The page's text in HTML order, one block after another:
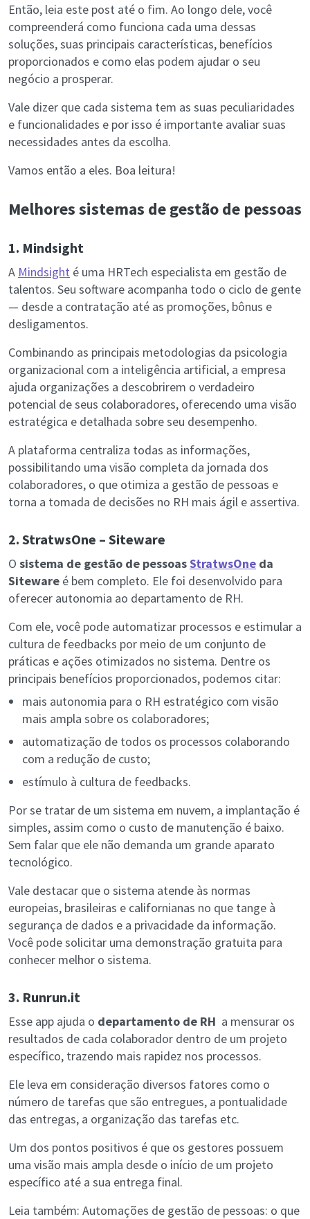
Então, leia este post até o fim. Ao longo dele, você
compreenderá como funciona cada uma dessas
soluções, suas principais características, benefícios
proporcionados e como elas podem ajudar o seu
negócio a prosperar.
Vale dizer que cada sistema tem as suas peculiaridades
e funcionalidades e por isso é importante avaliar suas
necessidades antes da escolha.
Vamos então a eles. Boa leitura!
Melhores sistemas de gestão de pessoas
1. Mindsight
A Mindsight é uma HRTech especialista em gestão de
talentos. Seu software acompanha todo o ciclo de gente
— desde a contratação até as promoções, bônus e
desligamentos.
Combinando as principais metodologias da psicologia
organizacional com a inteligência artificial, a empresa
ajuda organizações a descobrirem o verdadeiro
potencial de seus colaboradores, oferecendo uma visão
estratégica e detalhada sobre seu desempenho.
A plataforma centraliza todas as informações,
possibilitando uma visão completa da jornada dos
colaboradores, o que otimiza a gestão de pessoas e
torna a tomada de decisões no RH mais ágil e assertiva.
2. StratwsOne – Siteware
O sistema de gestão de pessoasStratwsOne da
Siteware é bem completo. Ele foi desenvolvido para
oferecer autonomia ao departamento de RH.
Com ele, você pode automatizar processos e estimular a
cultura de feedbacks por meio de um conjunto de
práticas e ações otimizados no sistema. Dentre os
principais benefícios proporcionados, podemos citar:
mais autonomia para o RH estratégico com visão
mais ampla sobre os colaboradores;
automatização de todos os processos colaborando
com a redução de custo;
estímulo à cultura de feedbacks.
Por se tratar de um sistema em nuvem, a implantação é
simples, assim como o custo de manutenção é baixo.
Sem falar que ele não demanda um grande aparato
tecnológico.
Vale destacar que o sistema atende às normas
europeias, brasileiras e californianas no que tange à
segurança de dados e a privacidade da informação.
Você pode solicitar uma demonstração gratuita para
conhecer melhor o sistema.
3. Runrun.it
Esse app ajuda o departamento de RH a mensurar os
resultados de cada colaborador dentro de um projeto
específico, trazendo mais rapidez nos processos.
Ele leva em consideração diversos fatores como o
número de tarefas que são entregues, a pontualidade
das entregas, a organização das tarefas etc.
Um dos pontos positivos é que os gestores possuem
uma visão mais ampla desde o início de um projeto
específico até a sua entrega final.
Leia também: Automações de gestão de pessoas: o que